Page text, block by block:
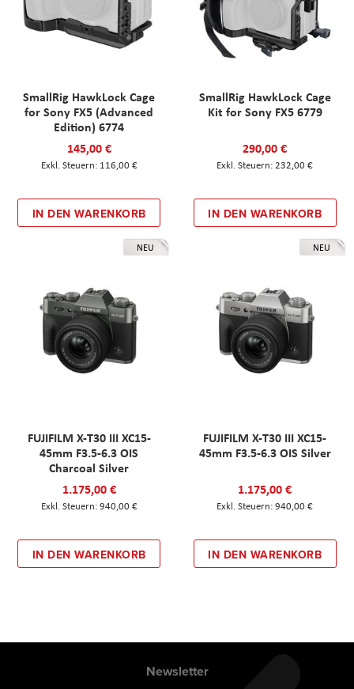
SmallRig HawkLock Cage
for Sony FX5 (Advanced
Edition) 6774
145,00 €
116,00 €
IN DEN WARENKORB
SmallRig HawkLock Cage
Kit for Sony FX5 6779
290,00 €
232,00 €
IN DEN WARENKORB
NEU
FUJIFILM X-T30 III XC15-
45mm F3.5-6.3 OIS
Charcoal Silver
1.175,00 €
940,00 €
IN DEN WARENKORB
NEU
FUJIFILM X-T30 III XC15-
45mm F3.5-6.3 OIS Silver
1.175,00 €
940,00 €
IN DEN WARENKORB
Newsletter